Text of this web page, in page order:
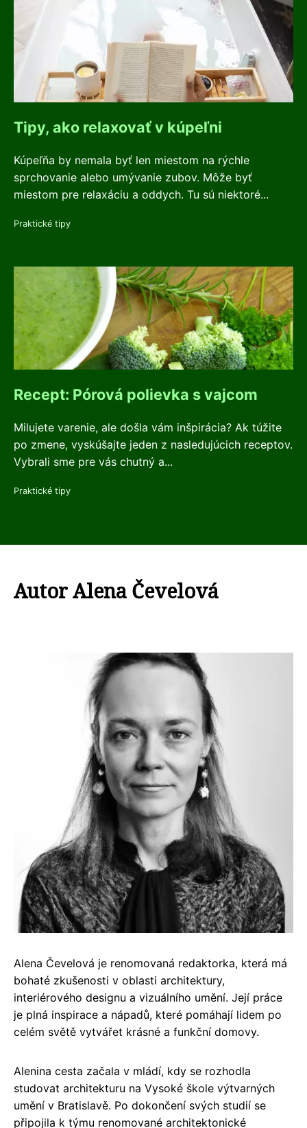
Tipy, ako relaxovať v kúpeľni
Kúpeľňa by nemala byť len miestom na rýchle
sprchovanie alebo umývanie zubov. Môže byť
miestom pre relaxáciu a oddych. Tu sú niektoré...
Praktické tipy
Recept: Pórová polievka s vajcom
Milujete varenie, ale došla vám inšpirácia? Ak túžite
po zmene, vyskúšajte jeden z nasledujúcich receptov.
Vybrali sme pre vás chutný a...
Praktické tipy
Autor Alena Čevelová
Alena Čevelová je renomovaná redaktorka, která má
bohaté zkušenosti v oblasti architektury,
interiérového designu a vizuálního umění. Její práce
je plná inspirace a nápadů, které pomáhají lidem po
celém světě vytvářet krásné a funkční domovy.
Alenina cesta začala v mládí, kdy se rozhodla
studovat architekturu na Vysoké škole výtvarných
umění v Bratislavě. Po dokončení svých studií se
připojila k týmu renomované architektonické